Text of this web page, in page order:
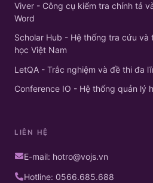
Viver - Công cụ kiểm tra chính tả
Word
Scholar Hub - Hệ thống tra cứu và
học Việt Nam
LetQA - Trắc nghiệm và đề thi đa
Conference IO - Hệ thống quản lý
LIÊN HỆ
E-mail: hotro@vojs.vn
Hotline: 0566.685.688